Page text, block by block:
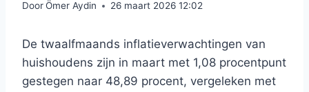
DoorÖmer Aydin 26 maart 2026 12:02
De twaalfmaands inflatieverwachtingen van
huishoudens zijn in maart met 1,08 procentpunt
gestegen naar 48,89 procent, vergeleken met